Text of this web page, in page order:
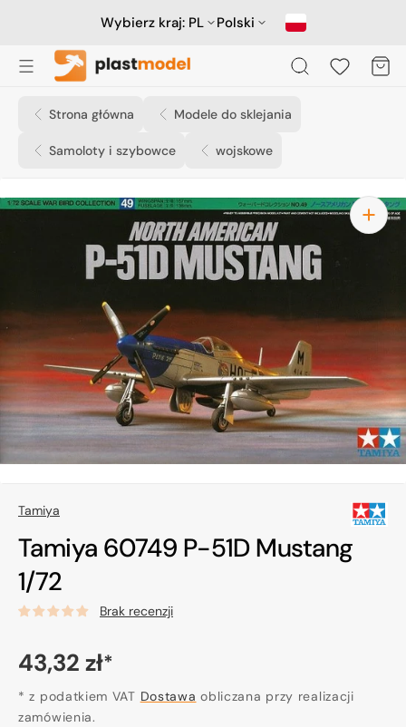
Wybierz kraj: PL Polski
Koszyk
Strona główna Modele do sklejania
Samoloty i szybowce wojskowe
Otwórz
media
w
widoku
galerii
Tamiya
Tamiya 60749 P-51D Mustang
1/72
Brak recenzji
Cena
regularna
43,32 zł*
* z podatkiem VAT Dostawa obliczana przy realizacji
zamówienia.